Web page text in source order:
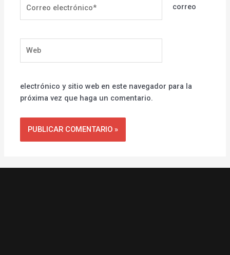
electrónico*
correo
electrónico y sitio web en este navegador para la
próxima vez que haga un comentario.